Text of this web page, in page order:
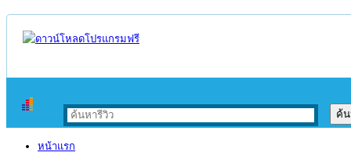
หน้าแรก